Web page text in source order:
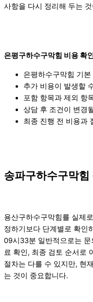
사항을 다시 정리해 두는
은평구하수구막힘 비용
은평하수구막힘 기
추가 비용이 발생할
포함 항목과 제외 항
상담 후 조건이 변경
최종 진행 전 비용과
송파구하수구막힘
용산구하수구막힘를 실제
정하기보다 단계별로 확인
09시33분 일반적으로는
료 확인, 최종 검토 순서로
절차는 다를 수 있지만, 현
는 것이 중요합니다.